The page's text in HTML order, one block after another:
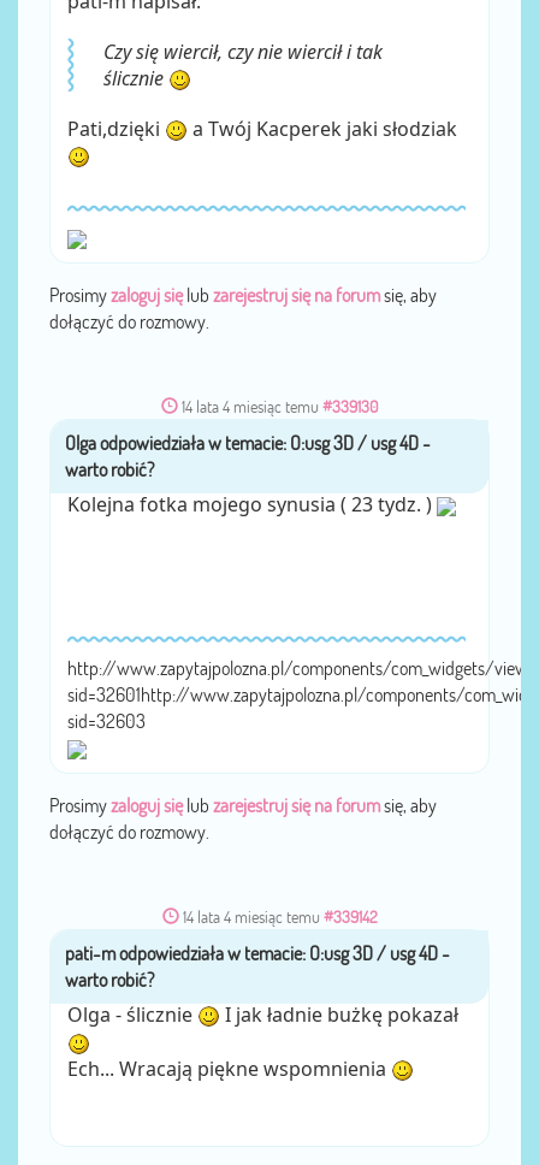
Czy się wiercił, czy nie wiercił i tak
ślicznie
Pati,dzięki
a Twój Kacperek jaki słodziak
Prosimyzaloguj sięlub zarejestruj się na forumsię, aby
dołączyć do rozmowy.
14 lata 4 miesiąc temu #339130
przezOlga
Kolejna fotka mojego synusia ( 23 tydz. )
http://www.zapytajpolozna.pl/components/com_widgets/
sid=32601http://www.zapytajpolozna.pl/components/
sid=32603
Prosimyzaloguj sięlub zarejestruj się na forumsię, aby
dołączyć do rozmowy.
14 lata 4 miesiąc temu #339142
przezpati-m
Olga - ślicznie I jak ładnie bużkę pokazał
Ech... Wracają piękne wspomnienia